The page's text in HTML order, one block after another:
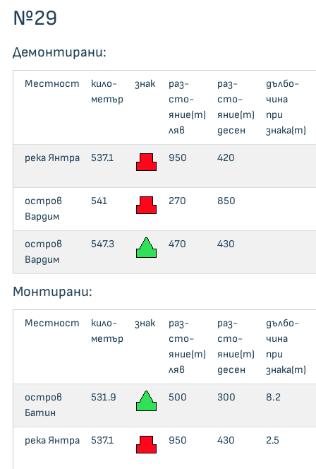
№29
Демонтирани:
Местност
кило­
метър
знак
раз­
сто­
яние(m)
ляв
раз­
сто­
яние(m)
десен
дъл­бо­
чи­на
при
знака(m)
река Янтра 537.1 950 420
остров
Вардим
541 270 850
остров
Вардим
547.3 470 430
Монтирани:
Местност
кило­
метър
знак
раз­
сто­
яние(m)
ляв
раз­
сто­
яние(m)
десен
дъл­бо­
чи­на
при
знака(m)
остров
Батин
531.9 500 300 8.2
река Янтра 537.1 950 430 2.5